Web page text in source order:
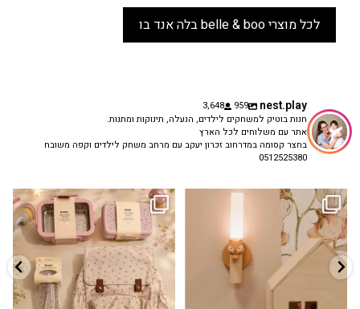
לכל מוצרי belle & boo בלה אנד בו
nest.play
959
3,648
חנות בוטיק למשחקים לילדים, הנעלה, תינוקות ומתנות.
אתר עם משלוחים לכל הארץ
בחצר קסומה במדרחוב זכרון יעקב עם מרחב משחק לילדים וקפה משובח
0512525380
✨ חוזרים למסגרת בסטייל! ✨
הקולקציה החדשה...
9 4
גם פריט עיצובי לחדר, גם מנורת לילה
...
3 0